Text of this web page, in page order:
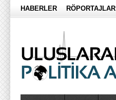
HABERLER RÖPORTAJLAR